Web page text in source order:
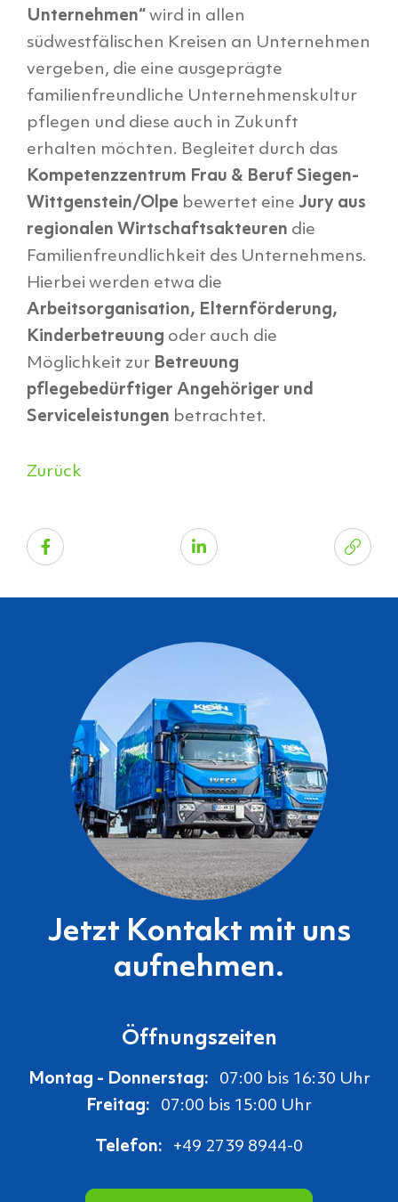
Unternehmen“ wird in allen
südwestfälischen Kreisen an Unternehmen
vergeben, die eine ausgeprägte
familienfreundliche Unternehmenskultur
pflegen und diese auch in Zukunft
erhalten möchten. Begleitet durch das
Kompetenzzentrum Frau & Beruf Siegen-
Wittgenstein/Olpe bewertet eine Jury aus
regionalen Wirtschaftsakteuren die
Familienfreundlichkeit des Unternehmens.
Hierbei werden etwa die
Arbeitsorganisation, Elternförderung,
Kinderbetreuung oder auch die
Möglichkeit zur Betreuung
pflegebedürftiger Angehöriger und
Serviceleistungen betrachtet.
Zurück
Jetzt Kontakt mit uns
aufnehmen.
Öffnungszeiten
Montag - Donnerstag: 07:00 bis 16:30 Uhr
Freitag: 07:00 bis 15:00 Uhr
Telefon: +49 2739 8944-0